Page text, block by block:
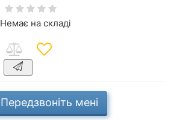
Немає на складі
Передзвоніть мені